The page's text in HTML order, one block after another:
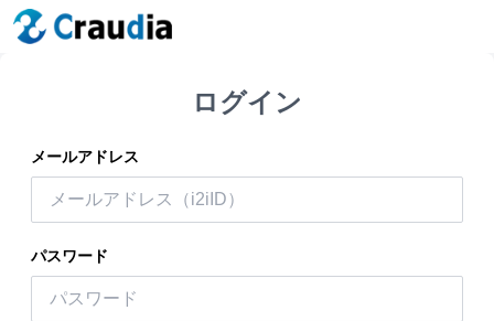
ログイン
メールアドレス
パスワード